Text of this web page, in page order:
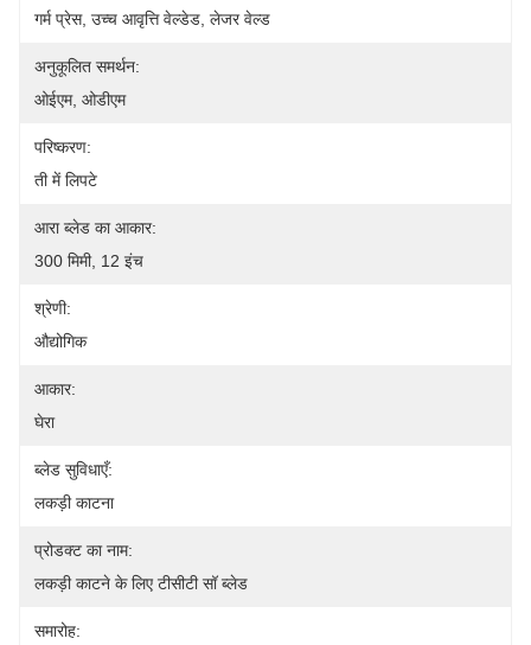
गर्म प्रेस, उच्च आवृत्ति वेल्डेड, लेजर वेल्ड
अनुकूलित समर्थन:
ओईएम, ओडीएम
परिष्करण:
ती में लिपटे
आरा ब्लेड का आकार:
300 मिमी, 12 इंच
श्रेणी:
औद्योगिक
आकार:
घेरा
ब्लेड सुविधाएँ:
लकड़ी काटना
प्रोडक्ट का नाम:
लकड़ी काटने के लिए टीसीटी सॉ ब्लेड
समारोह: